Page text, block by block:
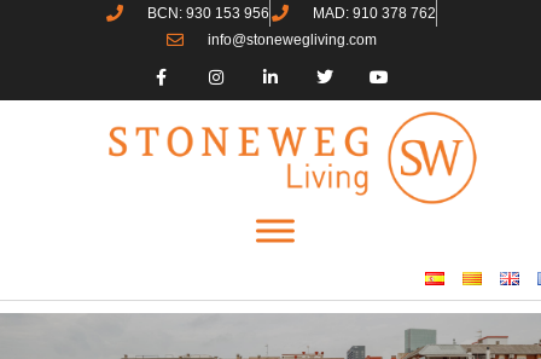
BCN: 930 153 956
MAD: 910 378 762
info@stonewegliving.com